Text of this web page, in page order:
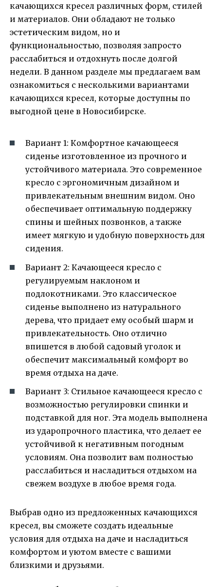
качающихся кресел различных форм, стилей
и материалов. Они обладают не только
эстетическим видом, но и
функциональностью, позволяя запросто
расслабиться и отдохнуть после долгой
недели. В данном разделе мы предлагаем вам
ознакомиться с несколькими вариантами
качающихся кресел, которые доступны по
выгодной цене в Новосибирске.
Вариант 1: Комфортное качающееся
сиденье изготовленное из прочного и
устойчивого материала. Это современное
кресло с эргономичным дизайном и
привлекательным внешним видом. Оно
обеспечивает оптимальную поддержку
спины и шейных позвонков, а также
имеет мягкую и удобную поверхность для
сидения.
Вариант 2: Качающееся кресло с
регулируемым наклоном и
подлокотниками. Это классическое
сиденье выполнено из натурального
дерева, что придает ему особый шарм и
привлекательность. Оно отлично
впишется в любой садовый уголок и
обеспечит максимальный комфорт во
время отдыха на даче.
Вариант 3: Стильное качающееся кресло с
возможностью регулировки спинки и
подставкой для ног. Эта модель выполнена
из ударопрочного пластика, что делает ее
устойчивой к негативным погодным
условиям. Она позволит вам полностью
расслабиться и насладиться отдыхом на
свежем воздухе в любое время года.
Выбрав одно из предложенных качающихся
кресел, вы сможете создать идеальные
условия для отдыха на даче и насладиться
комфортом и уютом вместе с вашими
близкими и друзьями.